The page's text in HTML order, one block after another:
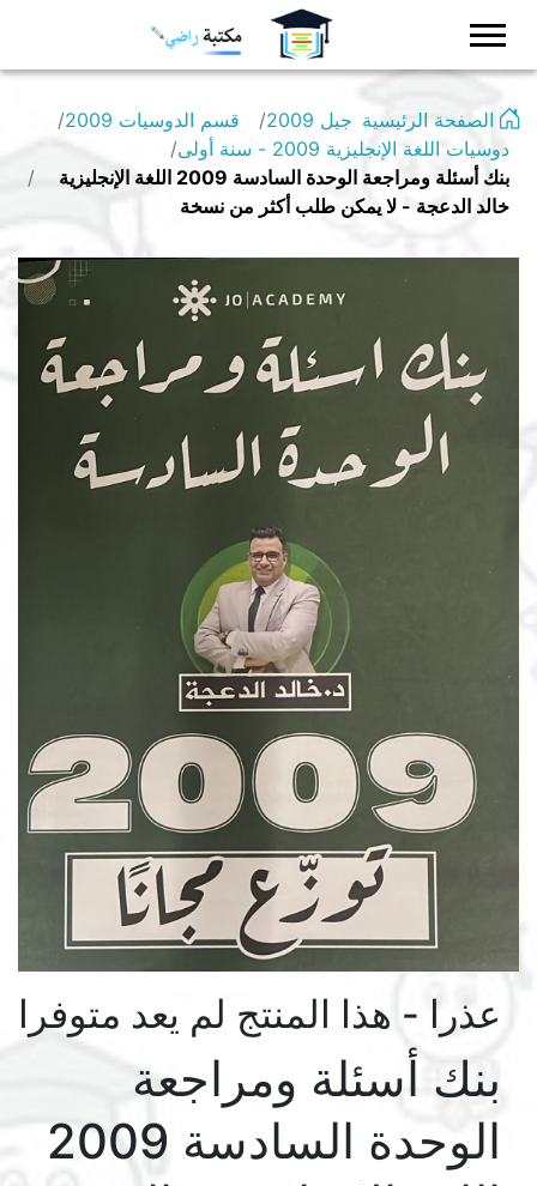
الصفحة الرئيسية جيل 2009
قسم الدوسيات 2009
دوسيات اللغة الإنجليزية 2009 - سنة أولى
بنك أسئلة ومراجعة الوحدة السادسة 2009 اللغة الإنجليزية
خالد الدعجة - لا يمكن طلب أكثر من نسخة
عذرا - هذا المنتج لم يعد متوفرا
بنك أسئلة ومراجعة
الوحدة السادسة 2009